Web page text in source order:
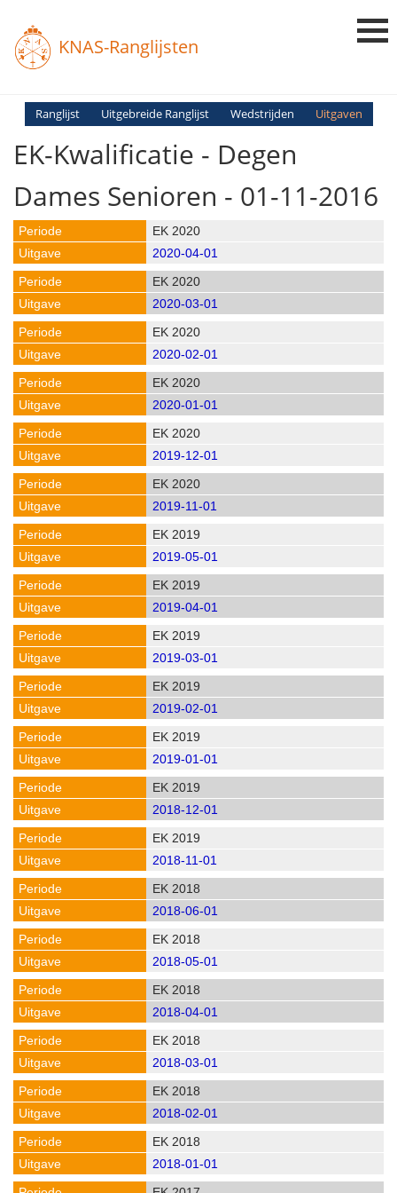
KNAS-Ranglijsten
Login
Ranglijst Uitgebreide Ranglijst Wedstrijden Uitgaven
EK-Kwalificatie - Degen
Dames Senioren - 01-11-2016
EK 2020
2020-04-01
EK 2020
2020-03-01
EK 2020
2020-02-01
EK 2020
2020-01-01
EK 2020
2019-12-01
EK 2020
2019-11-01
EK 2019
2019-05-01
EK 2019
2019-04-01
EK 2019
2019-03-01
EK 2019
2019-02-01
EK 2019
2019-01-01
EK 2019
2018-12-01
EK 2019
2018-11-01
EK 2018
2018-06-01
EK 2018
2018-05-01
EK 2018
2018-04-01
EK 2018
2018-03-01
EK 2018
2018-02-01
EK 2018
2018-01-01